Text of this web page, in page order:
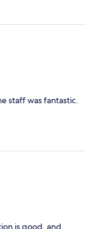
staff was fantastic.
is good, and